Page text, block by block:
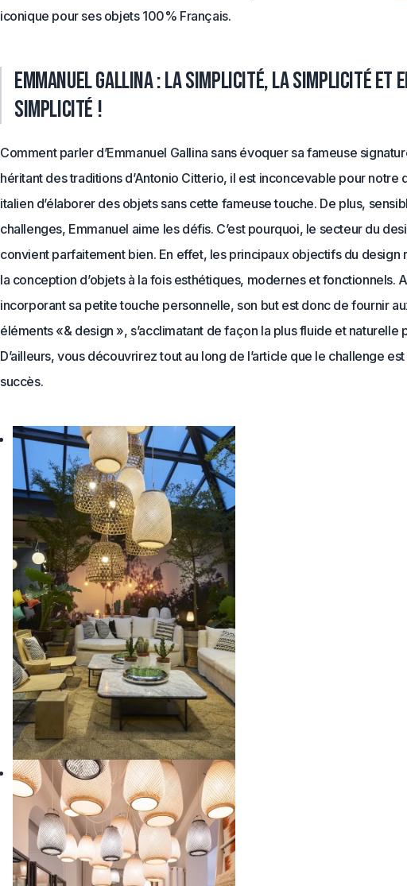
iconique pour ses objets 100% Français.
Emmanuel Gallina : La simplicité, la simplicité et
simplicité !
Comment parler d’Emmanuel Gallina sans évoquer sa fameuse
héritant des traditions d’Antonio Citterio, il est inconcevable pour notre
italien d’élaborer des objets sans cette fameuse touche. De plus,
challenges, Emmanuel aime les défis. C’est pourquoi, le secteur du
convient parfaitement bien. En effet, les principaux objectifs du design
la conception d’objets à la fois esthétiques, modernes et fonctionnels.
incorporant sa petite touche personnelle, son but est donc de fournir
éléments «& design », s’acclimatant de façon la plus fluide et naturelle
D’ailleurs, vous découvrirez tout au long de l’article que le challenge
succès.